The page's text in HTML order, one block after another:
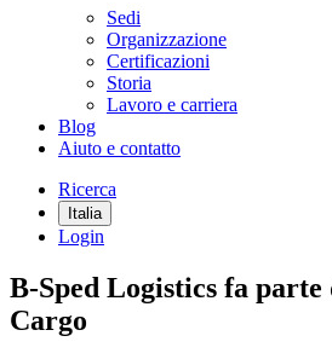
Sedi
Organizzazione
Certificazioni
Storia
Lavoro e carriera
Blog
Aiuto e contatto
Ricerca
Italia
Login
B-Sped Logistics fa parte
Cargo